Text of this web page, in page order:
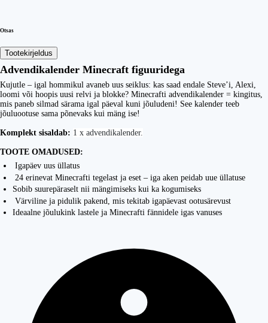
Otsas
Tootekirjeldus
Advendikalender Minecraft figuuridega
Kujutle – igal hommikul avaneb uus seiklus: kas saad endale Steve’i, Alexi,
loomi või hoopis uusi relvi ja blokke? Minecrafti advendikalender = kingitus,
mis paneb silmad särama igal päeval kuni jõuludeni! See kalender teeb
jõuluootuse sama põnevaks kui mäng ise!
Komplekt sisaldab: 1 x advendikalender.
TOOTE OMADUSED:
Igapäev uus üllatus
24 erinevat Minecrafti tegelast ja eset – iga aken peidab uue üllatuse
Sobib suurepäraselt nii mängimiseks kui ka kogumiseks
Värviline ja pidulik pakend, mis tekitab igapäevast ootusärevust
Ideaalne jõulukink lastele ja Minecrafti fännidele igas vanuses